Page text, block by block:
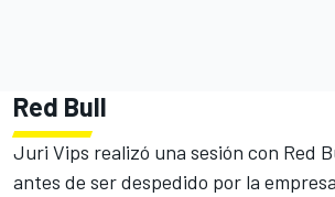
Red Bull
Juri Vips realizó una sesión con Red
antes de ser despedido por la